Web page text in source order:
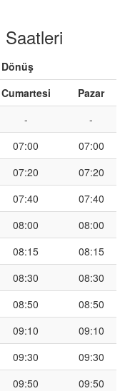
Dönüş
Cumartesi
Pazar
-
-
07:00
07:00
07:20
07:20
07:40
07:40
08:00
08:00
08:15
08:15
08:30
08:30
08:50
08:50
09:10
09:10
09:30
09:30
09:50
09:50